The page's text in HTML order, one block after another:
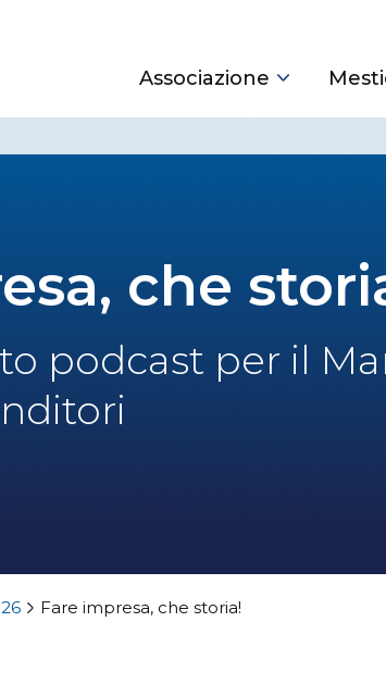
Associazione
che
podcast per il
Fare impresa, che storia!